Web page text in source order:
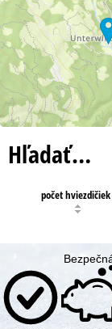
Hľadať…
počet hviezdičiek